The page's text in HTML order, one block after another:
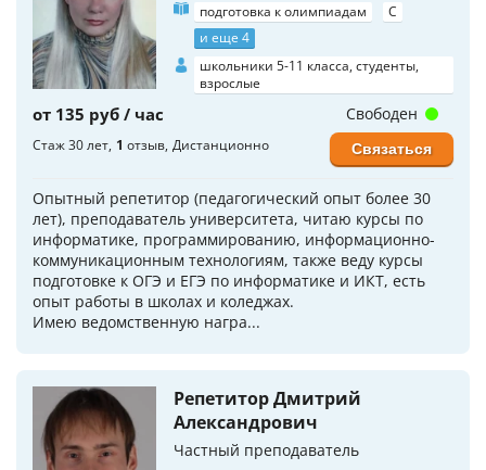
подготовка к олимпиадам
C
и еще 4
школьники 5-11 класса, студенты,
взрослые
от 135 руб / час
Стаж 30 лет 1 отзыв Дистанционно
Опытный репетитор (педагогический опыт более 30
лет), преподаватель университета, читаю курсы по
информатике, программированию, информационно-
коммуникационным технологиям, также веду курсы
подготовке к ОГЭ и ЕГЭ по информатике и ИКТ, есть
опыт работы в школах и коледжах.
Имею ведомственную награ...
Свободен
Связаться
Репетитор Дмитрий
Александрович
Частный преподаватель